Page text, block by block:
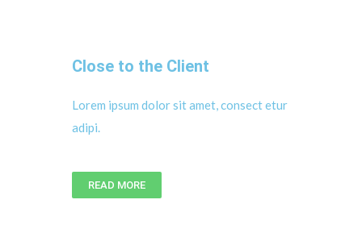
Close to the Client
Lorem ipsum dolor sit amet, consect etur
adipi.
READ MORE